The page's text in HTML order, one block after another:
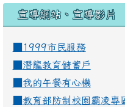
宣導網站、宣導影片
■1999市民服務
潛龍教育儲蓄戶
我的午餐有心機
教育部防制校園霸凌專